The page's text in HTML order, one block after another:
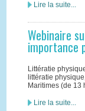
Lire la suite...
Webinaire
importance
Littératie
littératie
Maritimes (de 13
Lire la suite...